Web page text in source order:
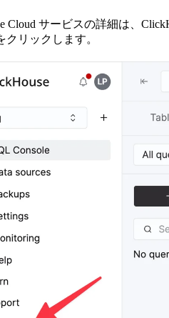
Cloud サービスの詳細は、
クリックします。